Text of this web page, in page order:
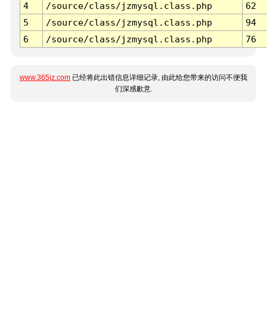
4
/source/class/jzmysql.class.php
62
5
/source/class/jzmysql.class.php
94
6
/source/class/jzmysql.class.php 76
www.365jz.com 已经将此出错信息详细记录, 由此给您带来的访问不便我
们深感歉意.